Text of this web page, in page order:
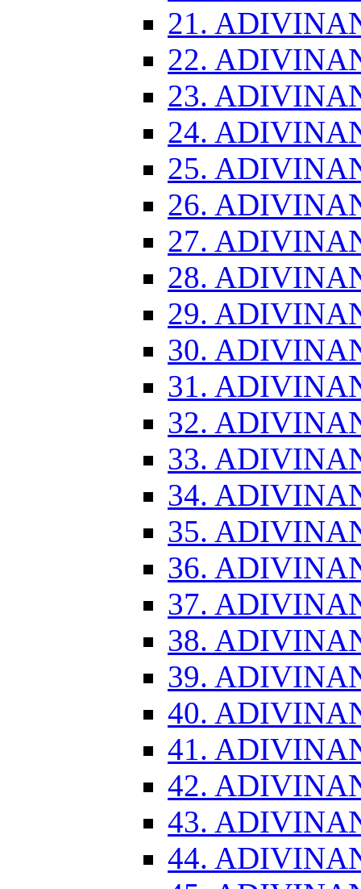
21.
22.
23.
24.
25.
26.
27.
28.
29.
30.
31.
32.
33.
34.
35.
36.
37.
38.
39.
40.
41.
42.
43.
44.